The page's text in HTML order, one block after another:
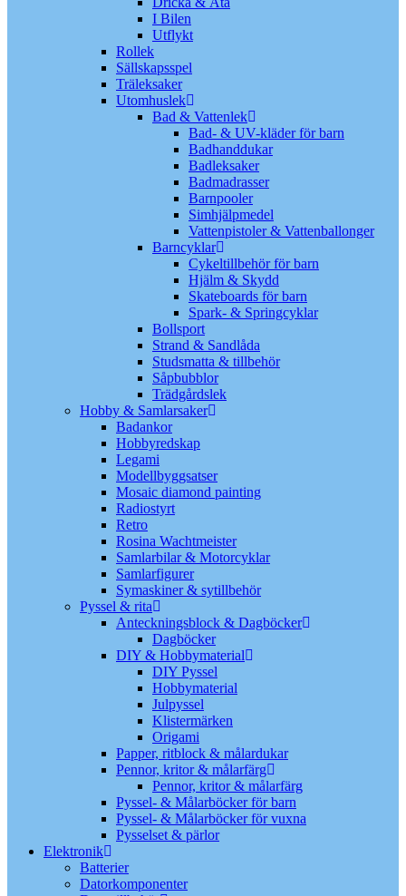
I Bilen
Utflykt
Rollek
Sällskapsspel
Träleksaker
Utomhuslek
Bad & Vattenlek
Bad- & UV-kläder för barn
Badhanddukar
Badleksaker
Badmadrasser
Barnpooler
Simhjälpmedel
Vattenpistoler & Vattenballonger
Barncyklar
Cykeltillbehör för barn
Hjälm & Skydd
Skateboards för barn
Spark- & Springcyklar
Bollsport
Strand & Sandlåda
Studsmatta & tillbehör
Såpbubblor
Trädgårdslek
Hobby & Samlarsaker
Badankor
Hobbyredskap
Legami
Modellbyggsatser
Mosaic diamond painting
Radiostyrt
Retro
Rosina Wachtmeister
Samlarbilar & Motorcyklar
Samlarfigurer
Symaskiner & sytillbehör
Pyssel & rita
Anteckningsblock & Dagböcker
Dagböcker
DIY & Hobbymaterial
DIY Pyssel
Hobbymaterial
Julpyssel
Klistermärken
Origami
Papper, ritblock & målardukar
Pennor, kritor & målarfärg
Pennor, kritor & målarfärg
Pyssel- & Målarböcker för barn
Pyssel- & Målarböcker för vuxna
Pysselset & pärlor
Elektronik
Batterier
Datorkomponenter